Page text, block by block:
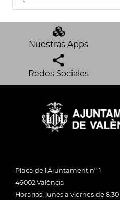
Nuestras Apps
Redes Sociales
Plaça de l'Ajuntament nº 1
46002 València
Horarios: lunes a viernes de